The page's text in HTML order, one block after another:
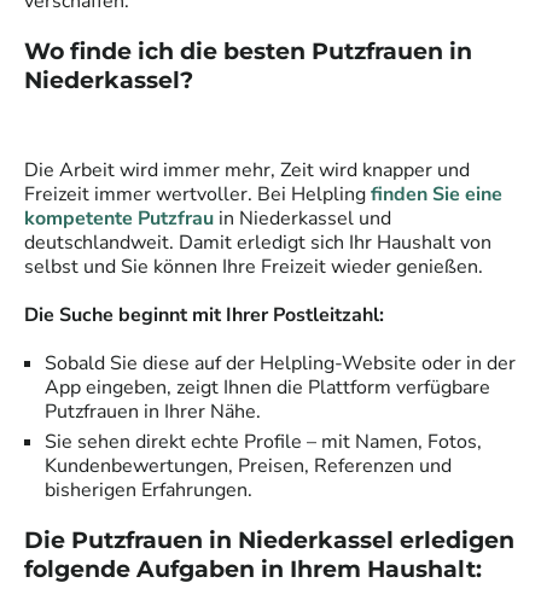
Wo finde ich die besten Putzfrauen in
Niederkassel?
Die Arbeit wird immer mehr, Zeit wird knapper und
Freizeit immer wertvoller. Bei Helplingfinden Sie eine
kompetente Putzfrau in Niederkassel und
deutschlandweit. Damit erledigt sich Ihr Haushalt von
selbst und Sie können Ihre Freizeit wieder genießen.
Die Suche beginnt mit Ihrer Postleitzahl:
Sobald Sie diese auf der Helpling-Website oder in der
App eingeben, zeigt Ihnen die Plattform verfügbare
Putzfrauen in Ihrer Nähe.
Sie sehen direkt echte Profile – mit Namen, Fotos,
Kundenbewertungen, Preisen, Referenzen und
bisherigen Erfahrungen.
Die Putzfrauen in Niederkassel erledigen
folgende Aufgaben in Ihrem Haushalt: